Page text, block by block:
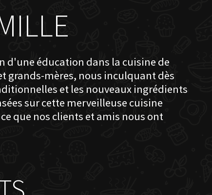
d'une éducation dans la cuisine de
grands-mères, nous inculquant dès
et les nouveaux ingrédients
sur cette merveilleuse cuisine
que nos clients et amis nous ont